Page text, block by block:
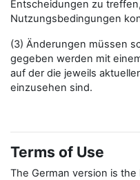
Entscheidungen zu
Nutzungsbedingungen
(3) Änderungen müssen
gegeben werden mit
auf der die jeweils
einzusehen sind.
Terms of Use
The German version is